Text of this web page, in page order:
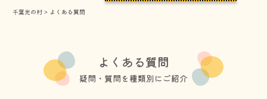
千葉光の村 > よくある質問
よくある質問
疑問・質問を種類別にご紹介